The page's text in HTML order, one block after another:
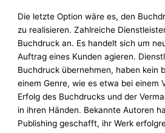
Die letzte Option wäre es, den
zu realisieren. Zahlreiche
Buchdruck an. Es handelt sich um
Auftrag eines Kunden agieren.
Buchdruck übernehmen, haben kein
einem Genre, wie es etwa bei einem
Erfolg des Buchdrucks und der
in ihren Händen. Bekannte Autoren
Publishing geschafft, ihr Werk